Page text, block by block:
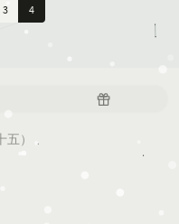
3 4
随
）